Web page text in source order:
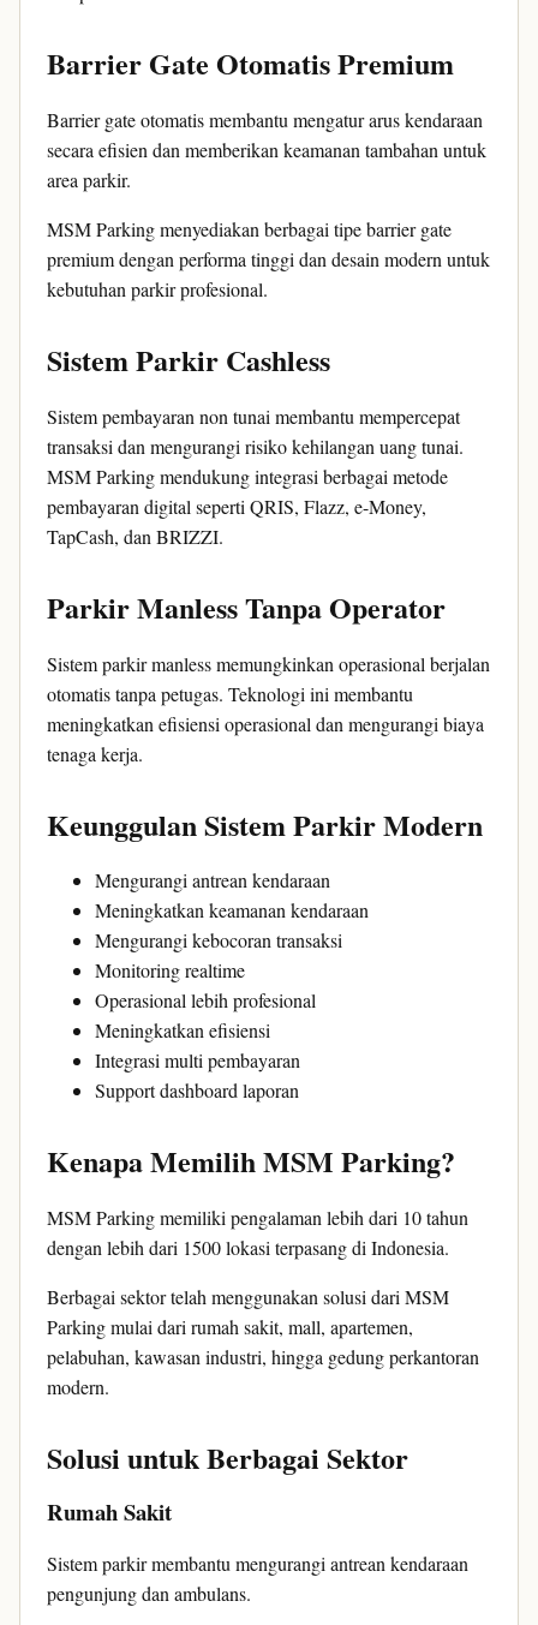
Barrier Gate Otomatis Premium
Barrier gate otomatis membantu mengatur arus kendaraan
secara efisien dan memberikan keamanan tambahan untuk
area parkir.
MSM Parking menyediakan berbagai tipe barrier gate
premium dengan performa tinggi dan desain modern untuk
kebutuhan parkir profesional.
Sistem Parkir Cashless
Sistem pembayaran non tunai membantu mempercepat
transaksi dan mengurangi risiko kehilangan uang tunai.
MSM Parking mendukung integrasi berbagai metode
pembayaran digital seperti QRIS, Flazz, e-Money,
TapCash, dan BRIZZI.
Parkir Manless Tanpa Operator
Sistem parkir manless memungkinkan operasional berjalan
otomatis tanpa petugas. Teknologi ini membantu
meningkatkan efisiensi operasional dan mengurangi biaya
tenaga kerja.
Keunggulan Sistem Parkir Modern
Mengurangi antrean kendaraan
Meningkatkan keamanan kendaraan
Mengurangi kebocoran transaksi
Monitoring realtime
Operasional lebih profesional
Meningkatkan efisiensi
Integrasi multi pembayaran
Support dashboard laporan
Kenapa Memilih MSM Parking?
MSM Parking memiliki pengalaman lebih dari 10 tahun
dengan lebih dari 1500 lokasi terpasang di Indonesia.
Berbagai sektor telah menggunakan solusi dari MSM
Parking mulai dari rumah sakit, mall, apartemen,
pelabuhan, kawasan industri, hingga gedung perkantoran
modern.
Solusi untuk Berbagai Sektor
Rumah Sakit
Sistem parkir membantu mengurangi antrean kendaraan
pengunjung dan ambulans.